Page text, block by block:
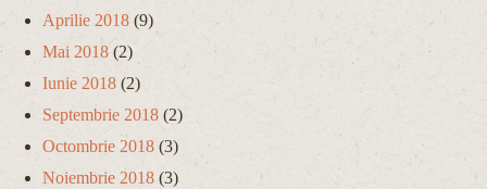
Aprilie 2018 (9)
Mai 2018 (2)
Iunie 2018 (2)
Septembrie 2018 (2)
Octombrie 2018 (3)
Noiembrie 2018 (3)